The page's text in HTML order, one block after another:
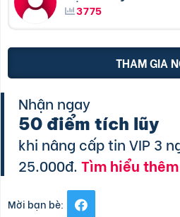
3775
THAM GIA
Nhận ngay
50 điểm tích lũy
khi nâng cấp tin VIP 3
25.000đ.Tìm hiểu thêm
Mời bạn bè: